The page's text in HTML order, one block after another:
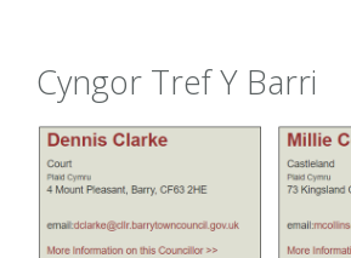
Cyngor Tref Y Barri